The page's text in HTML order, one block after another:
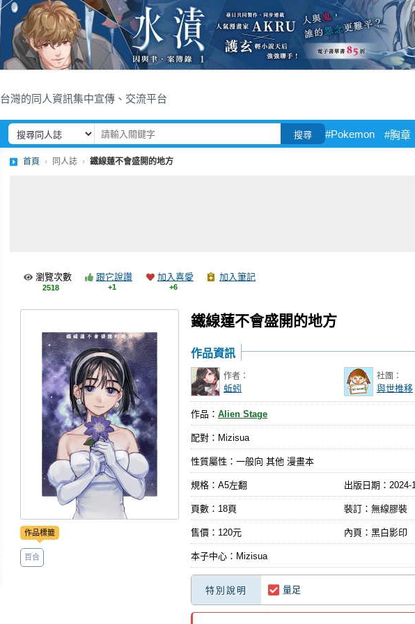
台灣的同人資訊集中宣傳、交流平台
搜尋 #Pokemon #胸章
首頁 同人誌 鐵線蓮不會盛開的地方
瀏覽次數
2518
跟它說讚
+1
加入喜愛
+6
加入筆記
鐵線蓮不會盛開的地方
作品標籤
百合
作品資訊
作者：
蚯蚓
社團：
與世推移
作品： Alien Stage
配對：Mizisua
性質屬性：一般向 其他 漫畫本
規格：A5左翻 出版日期： 2024-
頁數：18頁 裝訂：無線膠裝
售價：120元 內頁：黑白影印
本子中心：Mizisua
特別說明 量足